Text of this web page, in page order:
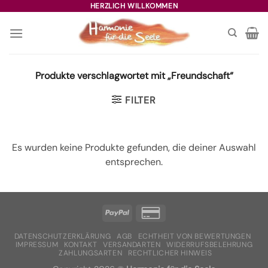
springen
HERZLICH WILLKOMMEN
Produkte verschlagwortet mit „Freundschaft“
FILTER
Es wurden keine Produkte gefunden, die deiner Auswahl
entsprechen.
DATENSCHUTZERKLÄRUNG AGB
ECHTHEIT VON BEWERTUNGEN
IMPRESSUM
KONTAKT VERSANDARTEN
WIDERRUFSBELEHRUNG
ZAHLUNGSARTEN
RECHTLICHER HINWEIS